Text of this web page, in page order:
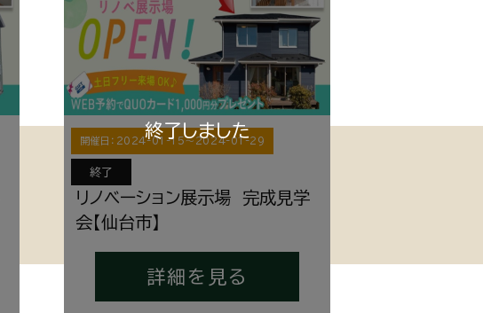
開催日： 2024-01-15〜 2024-01-29
終了
リノベーション展示場 完成見学
会【仙台市】
詳細を見る